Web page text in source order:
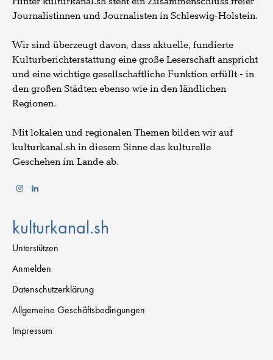
Journalistinnen und Journalisten in Schleswig-Holstein.
Wir sind überzeugt davon, dass aktuelle, fundierte
Kulturberichterstattung eine große Leserschaft anspricht
und eine wichtige gesellschaftliche Funktion erfüllt - in
den großen Städten ebenso wie in den ländlichen
Regionen.
Mit lokalen und regionalen Themen bilden wir auf
kulturkanal.sh in diesem Sinne das kulturelle
Geschehen im Lande ab.
kulturkanal.sh
Unterstützen
Anmelden
Datenschutzerklärung
Allgemeine Geschäftsbedingungen
Impressum